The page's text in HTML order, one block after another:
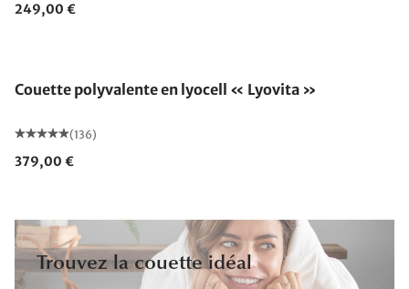
249,00 €
Couette polyvalente en lyocell « Lyovita »
(136)
379,00 €
Trouvez la couette idéal